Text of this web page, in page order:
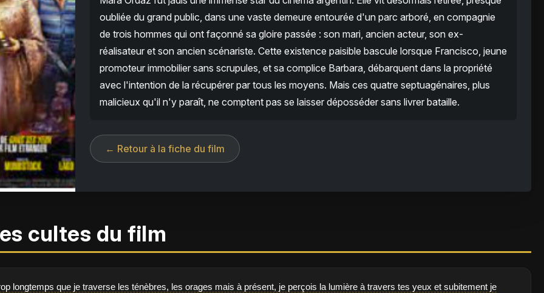
oubliée du grand public, dans une vaste demeure entourée d'un parc arboré, en compagnie
de trois hommes qui ont façonné sa gloire passée : son mari, ancien acteur, son ex-
réalisateur et son ancien scénariste. Cette existence paisible bascule lorsque Francisco, jeune
promoteur immobilier sans scrupules, et sa complice Barbara, débarquent dans la propriété
avec l'intention de la récupérer par tous les moyens. Mais ces quatre septuagénaires, plus
malicieux qu'il n'y paraît, ne comptent pas se laisser déposséder sans livrer bataille.
← Retour à la fiche du film
cultes du film
longtemps que je traverse les ténèbres, les orages mais à présent, je perçois la lumière à travers tes yeux et subitement je